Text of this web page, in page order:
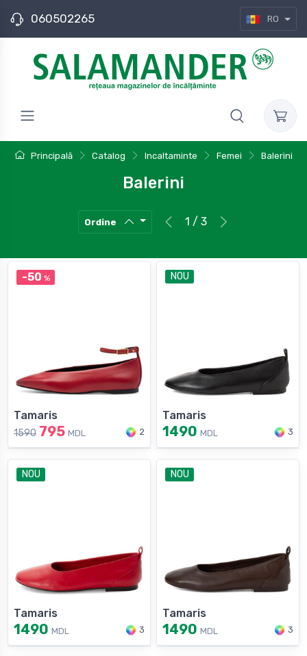
060502265 RO
Principală Catalog Incaltaminte Femei Balerini
Balerini
Ordine 1 / 3
-50 %
Tamaris
1590 795 MDL 2
NOU
Tamaris
1490 MDL 3
NOU
Tamaris
1490 MDL 3
NOU
Tamaris
1490 MDL 3